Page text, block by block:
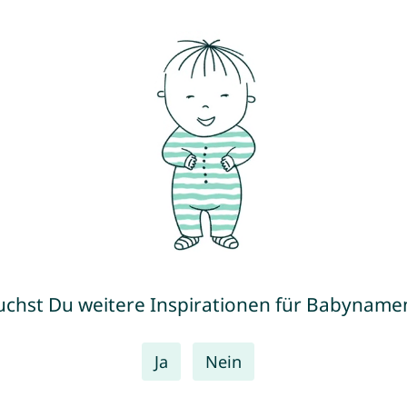
Du weitere Inspirationen für
Ja Nein